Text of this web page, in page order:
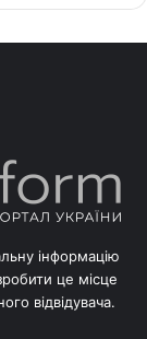
інформацію
це місце
відвідувача.